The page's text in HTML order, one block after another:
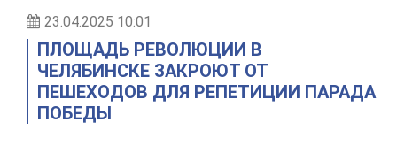
23.04.2025 10:01
ПЛОЩАДЬ РЕВОЛЮЦИИ В
ЧЕЛЯБИНСКЕ ЗАКРОЮТ ОТ
ПЕШЕХОДОВ ДЛЯ РЕПЕТИЦИИ ПАРАДА
ПОБЕДЫ